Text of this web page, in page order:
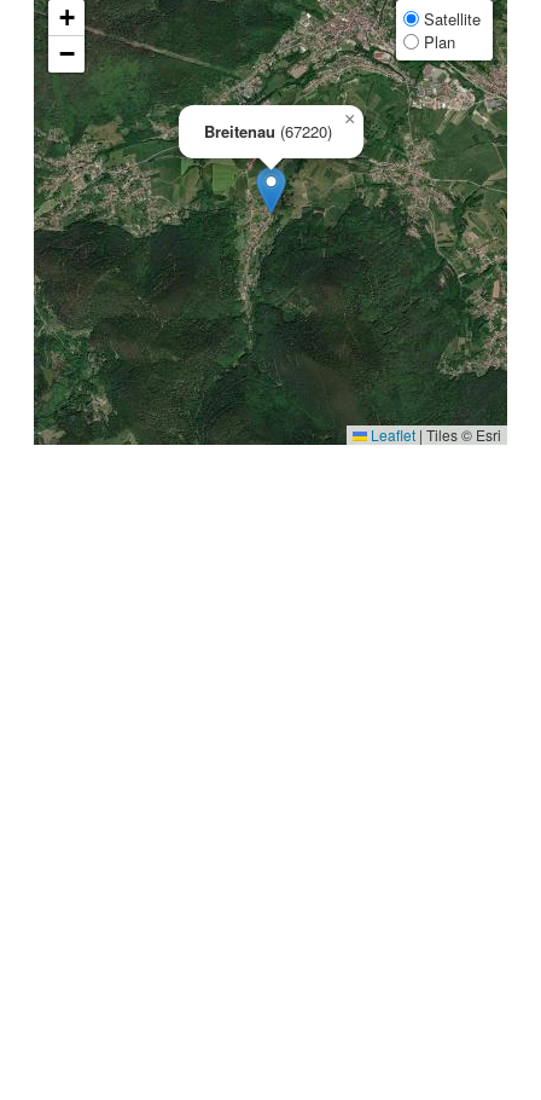
Breitenau (67220)
×
+
−
Satellite
Plan
Leaflet | Tiles © Esri